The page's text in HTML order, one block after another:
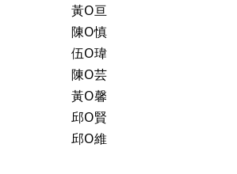
黃O亘
陳O慎
伍O瑋
陳O芸
黃O馨
邱O賢
邱O維